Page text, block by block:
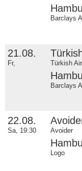
Barclays
21.08.
Fr, Türkish
Barclays
22.08.
Sa, 19:30 Avoider
Logo